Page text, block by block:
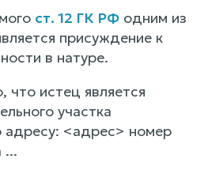
ст. 12 ГК РФ одним из
присуждение к
в натуре.
что истец является
участка
адресу: <адрес> номер
...